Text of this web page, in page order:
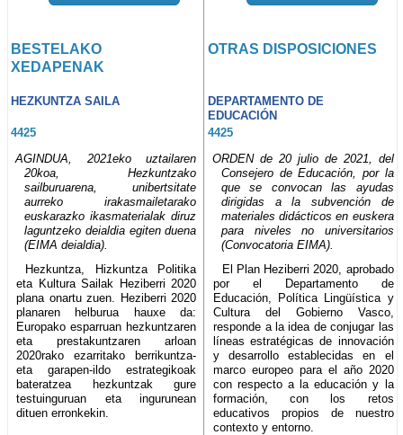
BESTELAKO
XEDAPENAK
OTRAS DISPOSICIONES
HEZKUNTZA SAILA
DEPARTAMENTO DE
EDUCACIÓN
4425
4425
AGINDUA, 2021eko uztailaren
20koa, Hezkuntzako
sailburuarena, unibertsitate
aurreko irakasmailetarako
euskarazko ikasmaterialak diruz
laguntzeko deialdia egiten duena
(EIMA deialdia).
ORDEN de 20 julio de 2021, del
Consejero de Educación, por la
que se convocan las ayudas
dirigidas a la subvención de
materiales didácticos en euskera
para niveles no universitarios
(Convocatoria EIMA).
Hezkuntza, Hizkuntza Politika
eta Kultura Sailak Heziberri 2020
plana onartu zuen. Heziberri 2020
planaren helburua hauxe da:
Europako esparruan hezkuntzaren
eta prestakuntzaren arloan
2020rako ezarritako berrikuntza-
eta garapen-ildo estrategikoak
bateratzea hezkuntzak gure
testuinguruan eta ingurunean
dituen erronkekin.
El Plan Heziberri 2020, aprobado
por el Departamento de
Educación, Política Lingüística y
Cultura del Gobierno Vasco,
responde a la idea de conjugar las
líneas estratégicas de innovación
y desarrollo establecidas en el
marco europeo para el año 2020
con respecto a la educación y la
formación, con los retos
educativos propios de nuestro
contexto y entorno.